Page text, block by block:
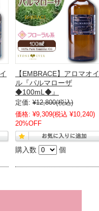
【EMBRACE】アロマオイ
ル『パルマローザ
◆100mL◆』
定価: ¥12,800(税込)
価格: ¥9,309(税込 ¥10,240)
20%OFF
購入数 個